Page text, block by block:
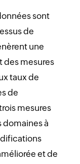
sont
de
une
des mesures
taux de
de
mesures
à
et de